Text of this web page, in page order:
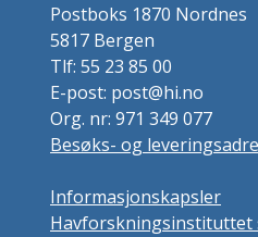
Postboks 1870 Nordnes
5817 Bergen
Tlf: 55 23 85 00
E-post: post@hi.no
Org. nr: 971 349 077
Besøks- og
Informasjonskapsler
Havforskningsinstituttet